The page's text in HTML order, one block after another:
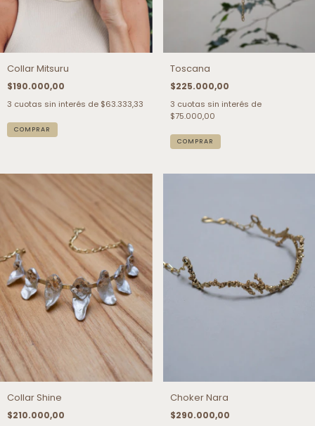
Collar Mitsuru
$190.000,00
3 cuotas sin interés de $63.333,33
COMPRAR
Toscana
$225.000,00
3 cuotas sin interés de
$75.000,00
COMPRAR
Collar Shine
$210.000,00
Choker Nara
$290.000,00